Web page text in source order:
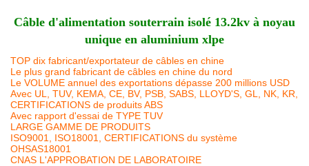
Câble d'alimentation souterrain isolé 13.2kv à noyau
unique en aluminium xlpe
TOP dix fabricant/exportateur de câbles en chine
Le plus grand fabricant de câbles en chine du nord
Le VOLUME annuel des exportations dépasse 200 millions USD
Avec UL, TUV, KEMA, CE, BV, PSB, SABS, LLOYD'S, GL, NK, KR,
CERTIFICATIONS de produits ABS
Avec rapport d'essai de TYPE TUV
LARGE GAMME DE PRODUITS
ISO9001, ISO18001, CERTIFICATIONS du système
OHSAS18001
CNAS L'APPROBATION DE LABORATOIRE